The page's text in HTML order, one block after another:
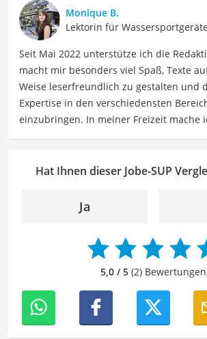
beschäftige ich mich gerne mit
und Freizeitaktivitäten. Dieses Interesse
meinen Beiträgen wider, die sich mit
Reiseempfehlungen, Hobbytipps und
Freizeitgestaltung befassen.
Der Jobe-SUP-Vergleich ist aus unserer
empfehlenswert fürWassersportler.
Monique B.
Lektorin für Wassersportgeräte
Seit Mai 2022 unterstütze ich die
macht mir besonders viel Spaß, Texte
Weise leserfreundlich zu gestalten und
Expertise in den verschiedensten
einzubringen. In meiner Freizeit mache
Klarheit, Verständlichkeit und
Ausdruck der Texte zu verbessern, um
angenehme Leseerfahrung zu bieten.
langjährige Erfahrung als Lektorin will
beitragen, dass die Inhalte unserer
präsentiert werden und ihre volle
Hat Ihnen dieser Jobe-SUP
Ja
5,0 / 5(2) Bewertungen